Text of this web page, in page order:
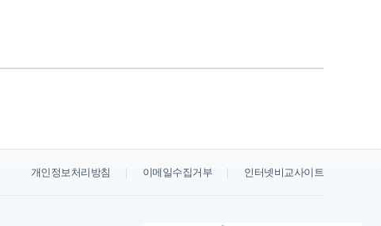
개인정보처리방침 이메일수집거부 인터넷비교사이트